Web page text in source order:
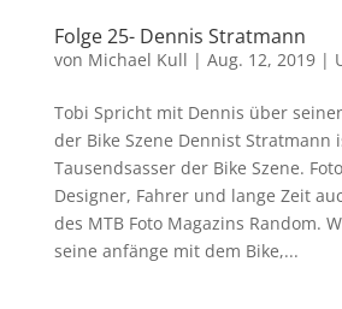
Folge 25- Dennis Stratmann
von Michael Kull | Aug. 12, 2019|
Tobi Spricht mit Dennis über
der Bike Szene Dennist Stratmann
Tausendsasser der Bike Szene.
Designer, Fahrer und lange Zeit
des MTB Foto Magazins Random.
seine anfänge mit dem Bike,...